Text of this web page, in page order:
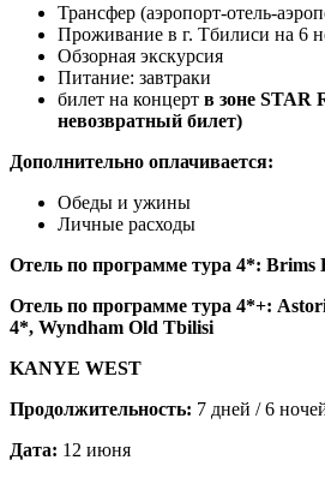
Трансфер (аэропорт-отель-
Проживание в г. Тбилиси на 6
Обзорная экскурсия
Питание: завтраки
билет на концерт в зоне STAR
невозвратный билет)
Дополнительно оплачивается:
Обеды и ужины
Личные расходы
Отель по программе тура 4*:
Отель по программе тура 4*+:
4*, Wyndham Old Tbilisi
KANYE WEST
Продолжительность: 7 дней / 6
Дата: 12 июня